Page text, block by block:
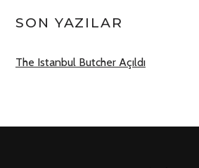
SON YAZILAR
The Istanbul Butcher Açıldı